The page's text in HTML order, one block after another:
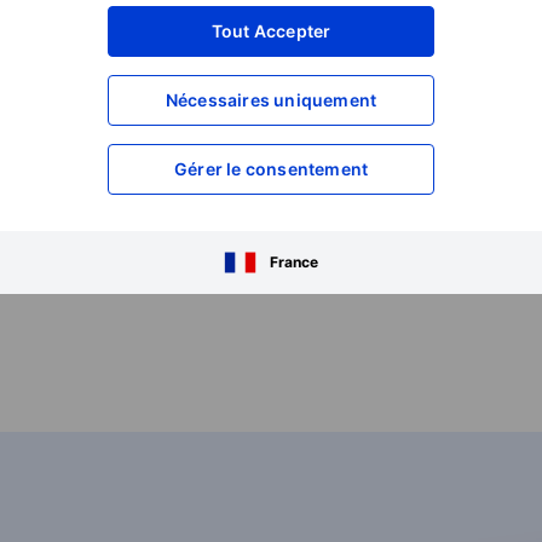
Tout Accepter
Nécessaires uniquement
Gérer le consentement
France
Cette diversité vous
de réduire les risques et de
profiter des opportunités
différents marchés.